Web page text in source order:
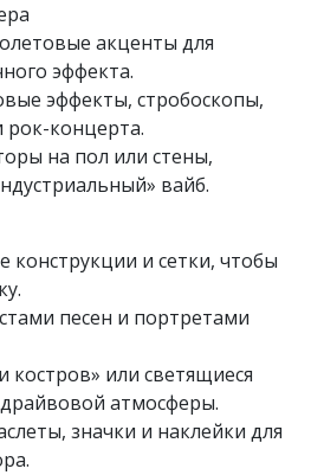
акценты для
эффекта.
эффекты, стробоскопы,
концерта.
на пол или стены,
вайб.
конструкции и сетки, чтобы
песен и портретами
костров» или светящиеся
атмосферы.
значки и наклейки для